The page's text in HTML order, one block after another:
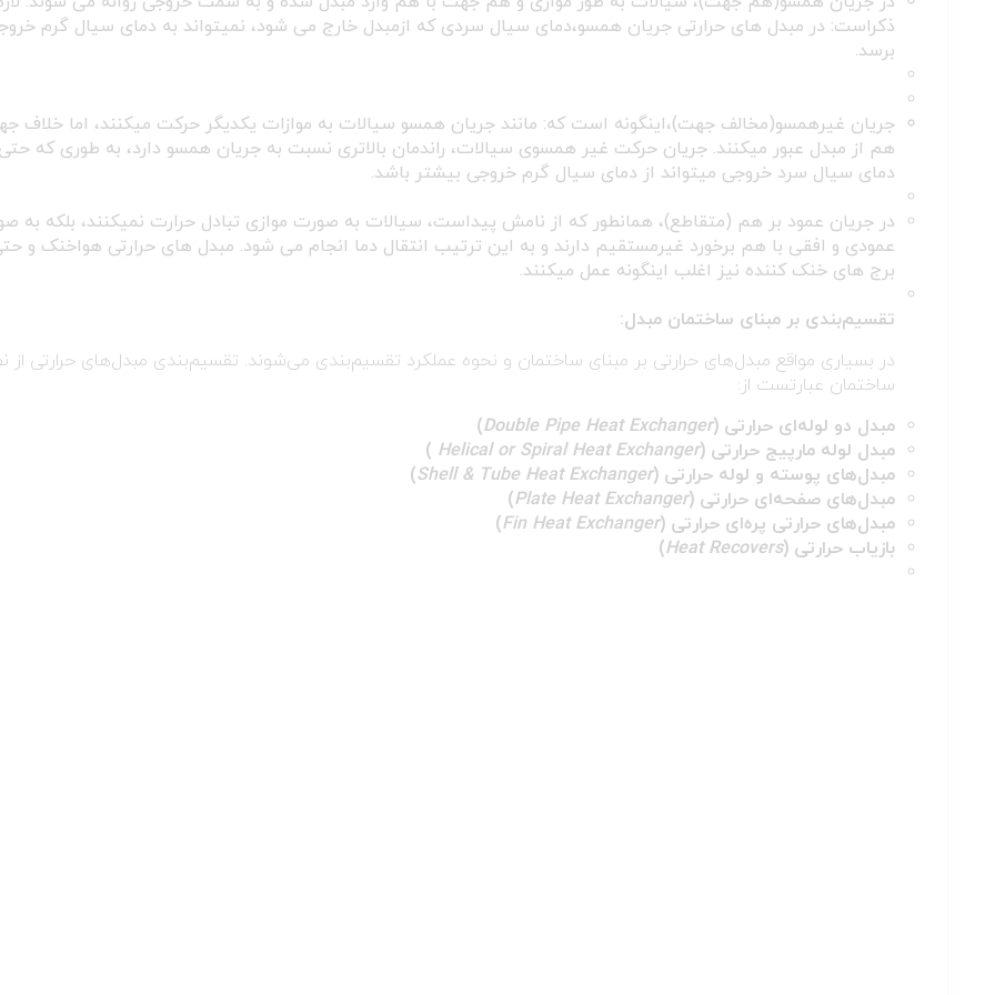
ذکراست: در مبدل های حرارتی جریان همسو،دمای سیال سردی که ازمبدل خارج می شود، نمیتواند به دمای سیال گرم
برسد.
جریان غیرهمسو(مخالف جهت)،اینگونه است که: مانند جریان همسو سیالات به موازات یکدیگر حرکت میکنند، اما خلاف
هم از مبدل عبور میکنند. جریان حرکت غیر همسوی سیالات، راندمان بالاتری نسبت به جریان همسو دارد، به طوری که حتی
دمای سیال سرد خروجی میتواند از دمای سیال گرم خروجی بیشتر باشد.
در جریان عمود بر هم (متقاطع)، همانطور که از نامش پیداست، سیالات به صورت موازی تبادل حرارت نمیکنند، بلکه به
عمودی و افقی با هم برخورد غیرمستقیم دارند و به این ترتیب انتقال دما انجام می شود. مبدل های حرارتی هواخنک و
برج های خنک کننده نیز اغلب اینگونه عمل میکنند.
تقسیم‌بندی بر مبنای ساختمان مبدل:
در بسیاری مواقع مبدل‌های حرارتی بر مبنای ساختمان و نحوه عملکرد تقسیم‌بندی می‌شوند. تقسیم‌بندی مبدل‌های حرارتی از
ساختمان عبارتست از:
مبدل دو لوله‌ای حرارتی (Double Pipe Heat Exchanger
)
مبدل لوله مارپیج حرارتی (Helical or Spiral Heat Exchanger
)
مبدل‌های پوسته و لوله حرارتی (Shell & Tube Heat Exchanger
)
مبدل‌های صفحه‌ای حرارتی (Plate Heat Exchanger
)
مبدل‌های حرارتی پره‌ای حرارتی (Fin Heat Exchanger
)
بازیاب حرارتی (Heat Recovers
)